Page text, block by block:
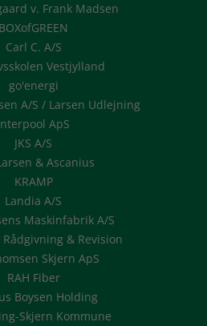
v. Frank Madsen
BOXofGREEN
Carl C. A/S
Vestjylland
go'energi
A/S / Larsen Udlejning
ApS
JKS A/S
& Ascanius
KRAMP
Landia A/S
Maskinfabrik A/S
& Revision
Skjern ApS
RAH Fiber
Boysen Holding
Skjern Kommune